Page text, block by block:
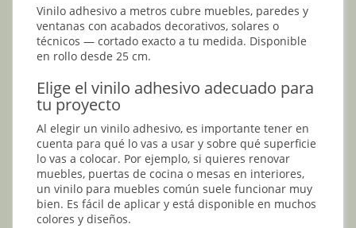
Vinilo adhesivo a metros cubre muebles, paredes y
ventanas con acabados decorativos, solares o
técnicos — cortado exacto a tu medida. Disponible
en rollo desde 25 cm.
Elige el vinilo adhesivo adecuado para
tu proyecto
Al elegir un vinilo adhesivo, es importante tener en
cuenta para qué lo vas a usar y sobre qué superficie
lo vas a colocar. Por ejemplo, si quieres renovar
muebles, puertas de cocina o mesas en interiores,
un vinilo para muebles común suele funcionar muy
bien. Es fácil de aplicar y está disponible en muchos
colores y diseños.